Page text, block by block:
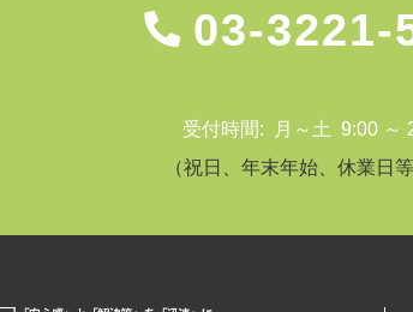
03-3221-
受付時間: 月～土 9:00 ～
（祝日、年末年始、休業日等